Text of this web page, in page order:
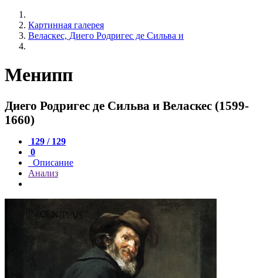
Картинная галерея
Веласкес, Диего Родригес де Сильва и
Менипп
Диего Родригес де Сильва и Веласкес (1599-
1660)
129 / 129
0
Описание
Анализ